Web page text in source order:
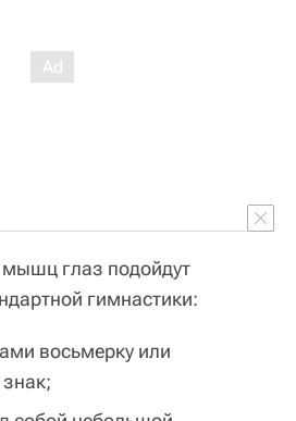
глаз подойдут
гимнастики:
восьмерку или